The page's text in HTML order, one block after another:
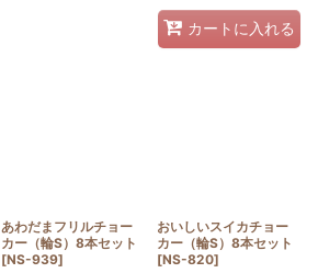
カートに入れる
あわだまフリルチョー
カー（輪S）8本セット
[NS-939]
おいしいスイカチョー
カー（輪S）8本セット
[NS-820]